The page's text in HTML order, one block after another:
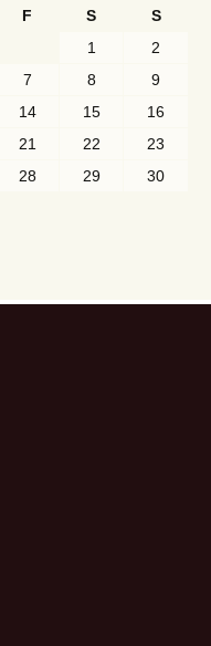
F S
S
1
2
7 8
9
14 15
16
21 22
23
28 29
30